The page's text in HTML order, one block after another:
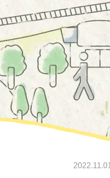
2022.11.01